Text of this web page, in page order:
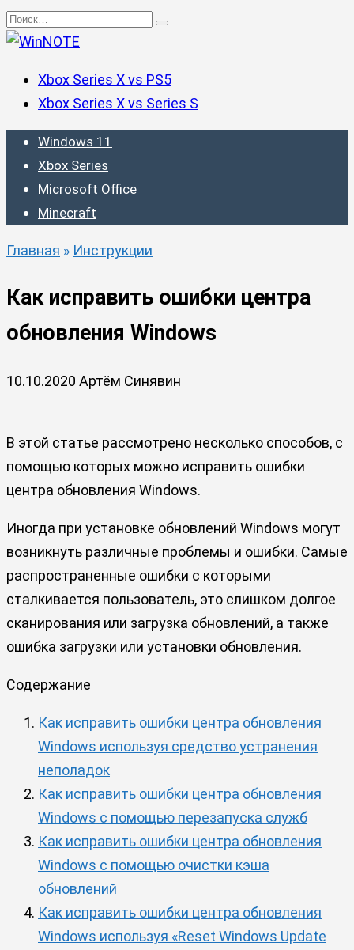
Перейти
к
Search
for:
Xbox Series X vs PS5
Xbox Series X vs Series S
Windows 11
Xbox Series
Microsoft Office
Minecraft
Главная » Инструкции
Как исправить ошибки центра
обновления Windows
10.10.2020 Артём Синявин
В этой статье рассмотрено несколько способов, с
помощью которых можно исправить ошибки
центра обновления Windows.
Иногда при установке обновлений Windows могут
возникнуть различные проблемы и ошибки. Самые
распространенные ошибки с которыми
сталкивается пользователь, это слишком долгое
сканирования или загрузка обновлений, а также
ошибка загрузки или установки обновления.
Содержание
Как исправить ошибки центра обновления
Windows используя средство устранения
неполадок
Как исправить ошибки центра обновления
Windows с помощью перезапуска служб
Как исправить ошибки центра обновления
Windows с помощью очистки кэша
обновлений
Как исправить ошибки центра обновления
Windows используя «Reset Windows Update